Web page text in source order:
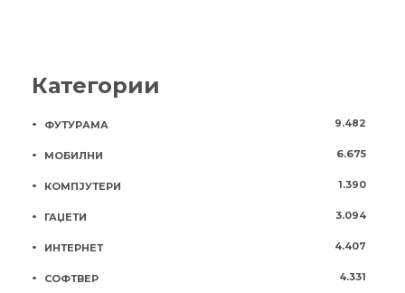
Категории
ФУТУРАМА 9.482
МОБИЛНИ 6.675
КОМПЈУТЕРИ 1.390
ГАЏЕТИ 3.094
ИНТЕРНЕТ 4.407
СОФТВЕР 4.331